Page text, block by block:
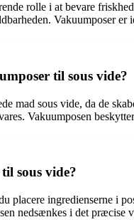
rolle i at bevare
Vakuumposer
til sous vide?
mad sous vide, da de
Vakuumposen
sous vide?
placere ingredienserne i
nedsænkes i det præcise